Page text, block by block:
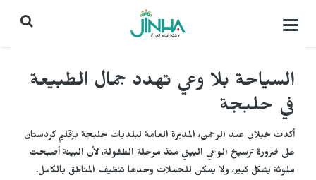
التحكم
السياحة بلا وعي تهدد جمال الطبيعة
في حلبجة
أكدت خيلان عبد الرحمن، المديرة العامة لبلديات حلبجة بإقليم كردستان
على ضرورة ترسيخ الوعي البيئي منذ مرحلة الطفولة، لأن البيئة أصبحت
ملوثة بشكل كبير، ولا يمكن للحملات وحدها تنظيف المناطق بالكامل.